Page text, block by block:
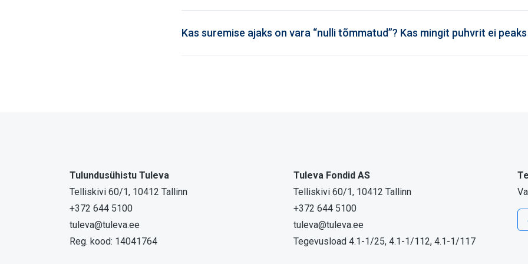
Kas suremise ajaks on vara “nulli tõmmatud”? Kas mingit puhvrit ei
Tulundusühistu Tuleva
Telliskivi 60/1, 10412 Tallinn
+372 644 5100
tuleva@tuleva.ee
Reg. kood: 14041764
Tuleva Fondid AS
Telliskivi 60/1, 10412 Tallinn
+372 644 5100
tuleva@tuleva.ee
Tegevusload 4.1-1/25, 4.1-1/112, 4.1-1/117